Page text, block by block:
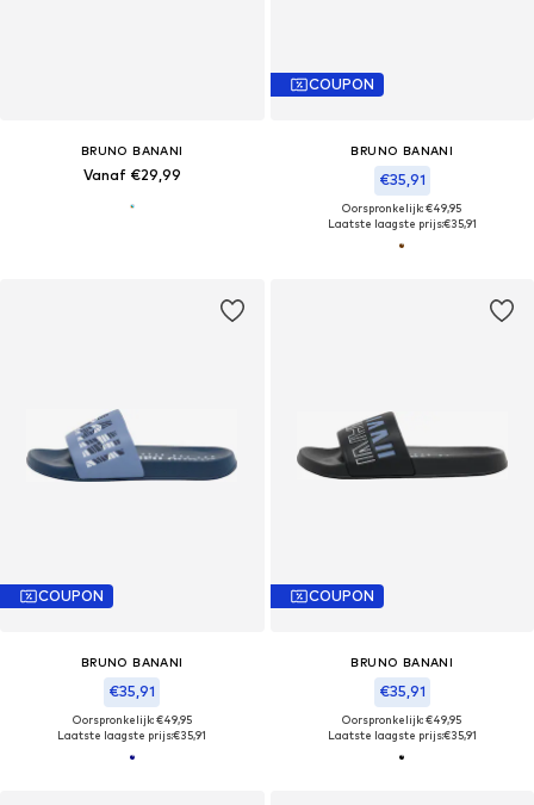
BRUNO BANANI
Vanaf €29,99
COUPON
BRUNO BANANI
€35,91
Oorspronkelijk: €49,95
Laatste laagste prijs:€35,91
COUPON
BRUNO BANANI
€35,91
Oorspronkelijk: €49,95
Laatste laagste prijs:€35,91
COUPON
BRUNO BANANI
€35,91
Oorspronkelijk: €49,95
Laatste laagste prijs:€35,91